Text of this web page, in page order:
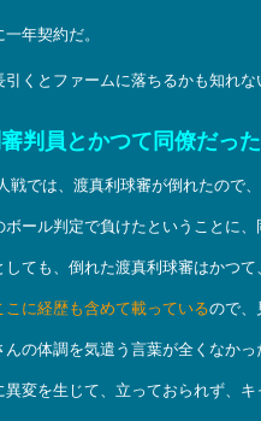
年契約だ。
くとファームに落ちるかも知れ
判員とかつて同僚だっ
戦では、渡真利球審が倒れたので
ール判定で負けたということに、
ても、倒れた渡真利球審はかつ
に経歴も含めて載っているので、
の体調を気遣う言葉が全くなかっ
変を生じて、立っておられず、